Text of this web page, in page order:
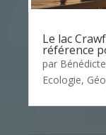
Le lac
référence
par
Ecologie,